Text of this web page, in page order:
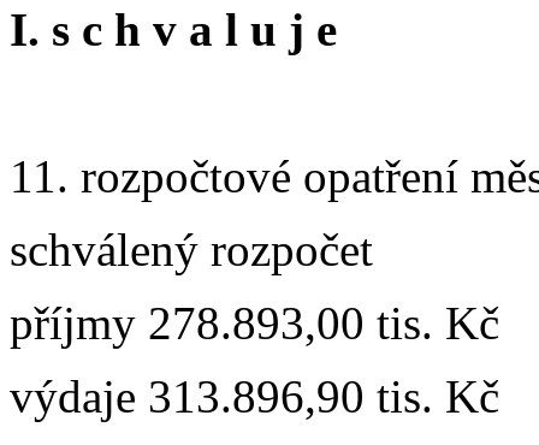
I. s c h v a l u j e
11. rozpočtové opatření
schválený rozpočet
příjmy 278.893,00 tis. Kč
výdaje 313.896,90 tis. Kč